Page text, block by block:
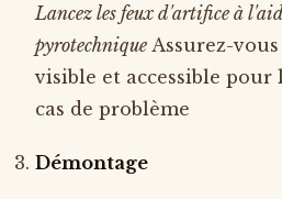
Lancez les feux d'artifice à
pyrotechnique Assurez-
visible et accessible pour
cas de problème
Démontage